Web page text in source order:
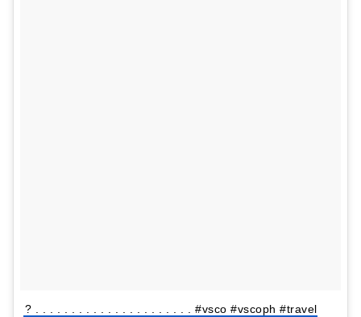
? . . . . . . . . . . . . . . . . . . . . . . #vsco #vscoph #travel